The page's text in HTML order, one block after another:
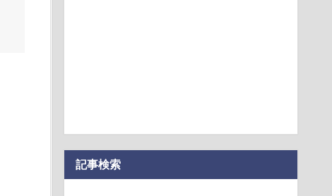
記事検索